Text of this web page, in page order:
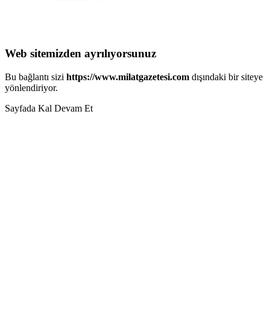
Web sitemizden ayrılıyorsunuz
Bu bağlantı sizi https://www.milatgazetesi.com dışındaki bir siteye
yönlendiriyor.
Sayfada Kal Devam Et